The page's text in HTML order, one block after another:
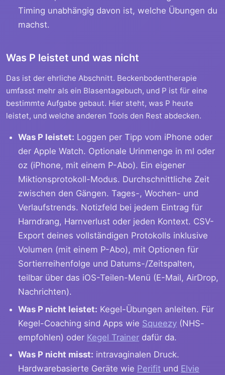
Timing unabhängig davon ist, welche Übungen du
machst.
Was P leistet und was nicht
Das ist der ehrliche Abschnitt. Beckenbodentherapie
umfasst mehr als ein Blasentagebuch, und P ist für eine
bestimmte Aufgabe gebaut. Hier steht, was P heute
leistet, und welche anderen Tools den Rest abdecken.
Was P leistet: Loggen per Tipp vom iPhone oder
der Apple Watch. Optionale Urinmenge in ml oder
oz (iPhone, mit einem P-Abo). Ein eigener
Miktionsprotokoll-Modus. Durchschnittliche Zeit
zwischen den Gängen. Tages-, Wochen- und
Verlaufstrends. Notizfeld bei jedem Eintrag für
Harndrang, Harnverlust oder jeden Kontext. CSV-
Export deines vollständigen Protokolls inklusive
Volumen (mit einem P-Abo), mit Optionen für
Sortierreihenfolge und Datums-/Zeitspalten,
teilbar über das iOS-Teilen-Menü (E-Mail, AirDrop,
Nachrichten).
Was P nicht leistet: Kegel-Übungen anleiten. Für
Kegel-Coaching sind Apps wie Squeezy (NHS-
empfohlen) oder Kegel Trainer dafür da.
Was P nicht misst: intravaginalen Druck.
Hardwarebasierte Geräte wie Perifit und Elvie